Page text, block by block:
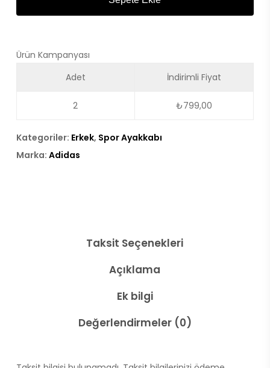
Ürün Kampanyası
Adet
İndirimli Fiyat
2 ₺799,00
Kategoriler: Erkek, Spor Ayakkabı
Marka: Adidas
Taksit Seçenekleri
Açıklama
Ek bilgi
Değerlendirmeler (0)